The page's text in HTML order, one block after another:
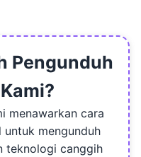
sebanyak yang
mau.
Pengunduh
menawarkan cara
mengunduh
teknologi canggih